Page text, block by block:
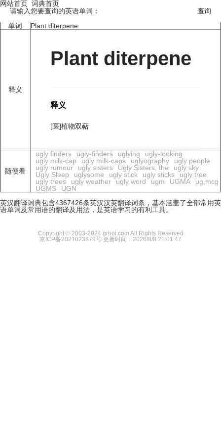
网站首页 词典首页
请输入您要查询的英语单词：
单词
Plant diterpene
释义
Plant diterpene
释义
[医]植物双萜
随便看
ugly finders ugly-finders uglying
ugly-looking
ugly milk-cap
ugly milk-caps uglyography
ugly people
ugly rumour
ugly sisters Ugly Sisters, the
ugly sky
Ugly Sleep
uglysome ugly stick ugly sticks
ugly tree
ugly trees
ugly weather ugly word ugm UGMA
ug,mcg
UGMS
UGN
英汉翻译词典包含4367426条英汉汉英翻译词条，基本涵盖了全部常用英
语单词及常用语的翻译及用法，是英语学习的有利工具。
Copyright © 2003-2024 grboi.com All Rights Reserved
京ICP备2021023879号 更新时间：2026/8/8 21:01:47